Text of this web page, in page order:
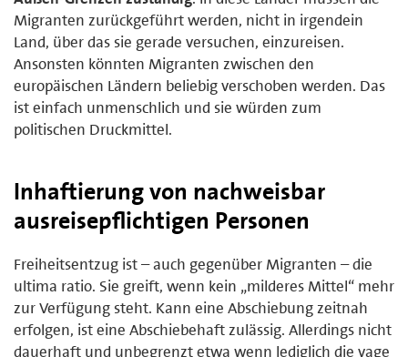
Migranten zurückgeführt werden, nicht in irgendein
Land, über das sie gerade versuchen, einzureisen.
Ansonsten könnten Migranten zwischen den
europäischen Ländern beliebig verschoben werden. Das
ist einfach unmenschlich und sie würden zum
politischen Druckmittel.
Inhaftierung von nachweisbar
ausreisepflichtigen Personen
Freiheitsentzug ist – auch gegenüber Migranten – die
ultima ratio. Sie greift, wenn kein „milderes Mittel“ mehr
zur Verfügung steht. Kann eine Abschiebung zeitnah
erfolgen, ist eine Abschiebe­haft zulässig. Allerdings nicht
dauerhaft und unbegrenzt etwa wenn lediglich die vage